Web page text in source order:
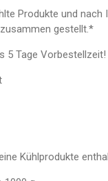
Produkte und nach
gestellt.*
5 Tage Vorbestellzeit!
Kühlprodukte